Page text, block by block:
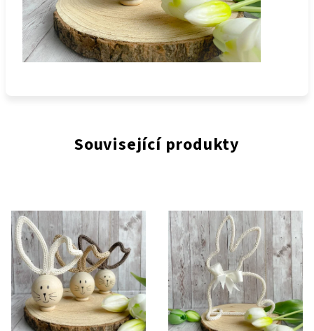
Související produkty